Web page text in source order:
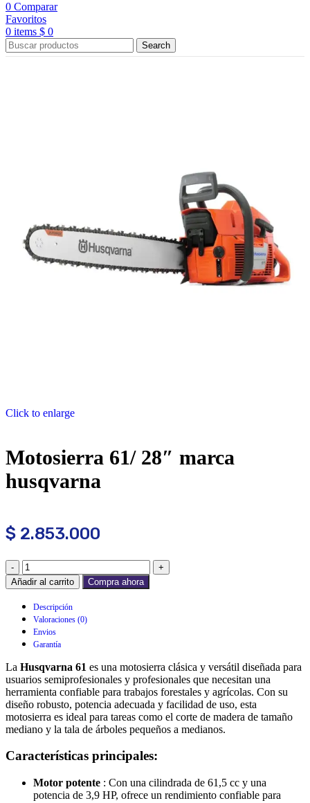
0 Comparar
Favoritos
0 items $ 0
Search
Click to enlarge
Motosierra 61/ 28″ marca
husqvarna
$ 2.853.000
Añadir al carrito Compra ahora
Descripción
Valoraciones (0)
Envios
Garantía
La Husqvarna 61 es una motosierra clásica y versátil diseñada para
usuarios semiprofesionales y profesionales que necesitan una
herramienta confiable para trabajos forestales y agrícolas. Con su
diseño robusto, potencia adecuada y facilidad de uso, esta
motosierra es ideal para tareas como el corte de madera de tamaño
mediano y la tala de árboles pequeños a medianos.
Características principales:
Motor potente : Con una cilindrada de 61,5 cc y una
potencia de 3,9 HP, ofrece un rendimiento confiable para